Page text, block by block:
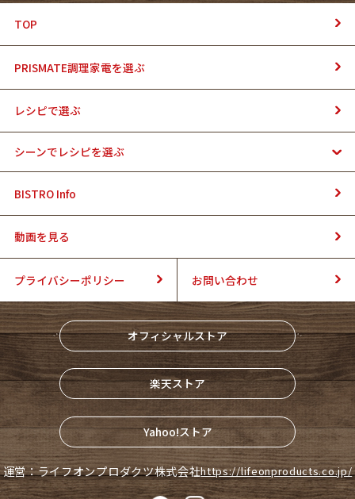
TOP
PRISMATE調理家電を選ぶ
レシピで選ぶ
シーンでレシピを選ぶ
BISTRO Info
動画を見る
プライバシーポリシー お問い合わせ
オフィシャルストア
楽天ストア
Yahoo!ストア
運営：ライフオンプロダクツ株式会社https://lifeonproducts.co.jp/